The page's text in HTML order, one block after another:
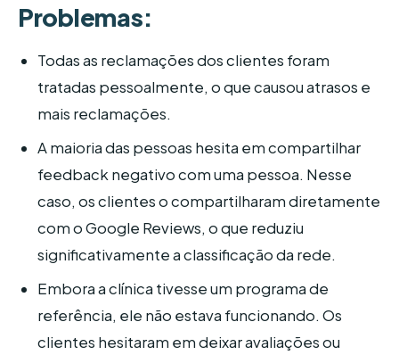
Problemas:
Todas as reclamações dos clientes foram
tratadas pessoalmente, o que causou atrasos e
mais reclamações.
A maioria das pessoas hesita em compartilhar
feedback negativo com uma pessoa. Nesse
caso, os clientes o compartilharam diretamente
com o Google Reviews, o que reduziu
significativamente a classificação da rede.
Embora a clínica tivesse um programa de
referência, ele não estava funcionando. Os
clientes hesitaram em deixar avaliações ou